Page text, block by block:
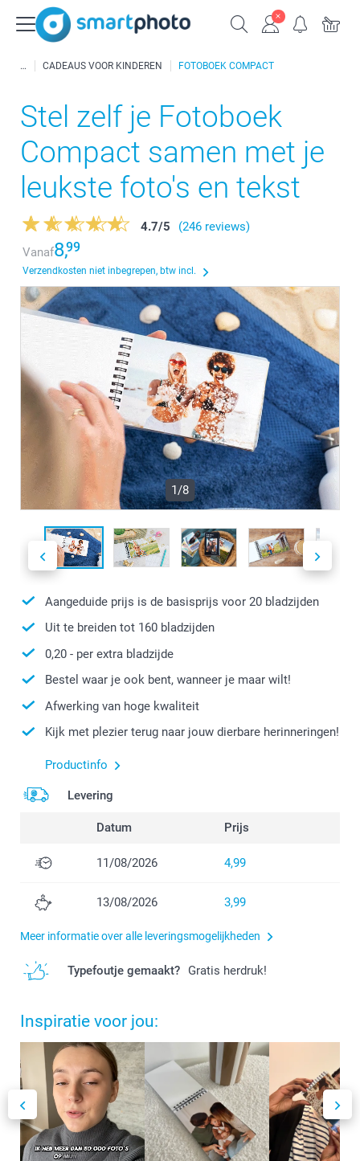
CADEAUS VOOR KINDEREN FOTOBOEK COMPACT
Stel zelf je Fotoboek
Compact samen met je
leukste foto's en tekst
4.7/5
(246 reviews)
Vanaf8,99
Verzendkosten niet inbegrepen, btw incl.
1/8
Aangeduide prijs is de basisprijs voor 20 bladzijden
Uit te breiden tot 160 bladzijden
0,20 - per extra bladzijde
Bestel waar je ook bent, wanneer je maar wilt!
Afwerking van hoge kwaliteit
Kijk met plezier terug naar jouw dierbare herinneringen!
Productinfo
Levering
Datum Prijs
11/08/2026 4,99
13/08/2026 3,99
Meer informatie over alle leveringsmogelijkheden
Typefoutje gemaakt? Gratis herdruk!
Inspiratie voor jou: